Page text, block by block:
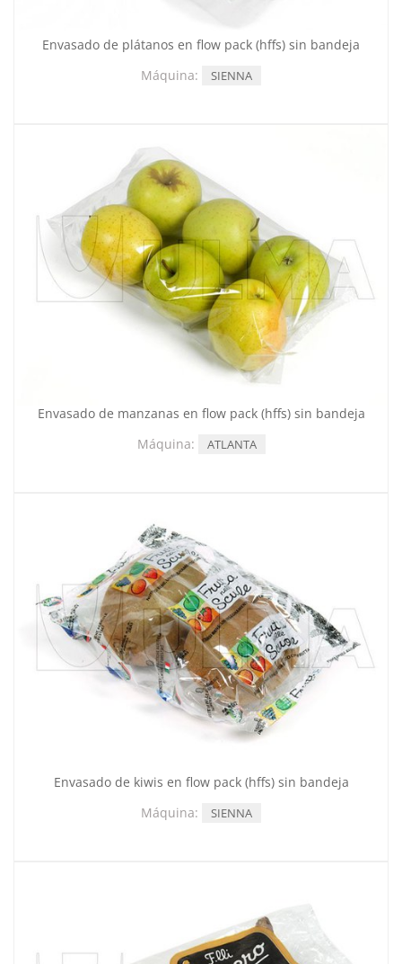
Envasado de plátanos en flow pack (hffs) sin bandeja
Máquina:
SIENNA
Envasado de manzanas en flow pack (hffs) sin bandeja
Máquina:
ATLANTA
Envasado de kiwis en flow pack (hffs) sin bandeja
Máquina:
SIENNA